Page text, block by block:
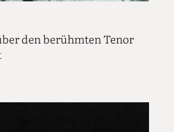
den berühmten Tenor